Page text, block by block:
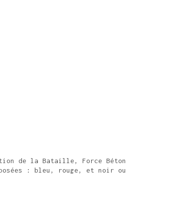
de la Bataille, Force Béton
: bleu, rouge, et noir ou